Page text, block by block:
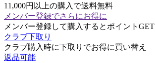
11,000円以上の購入で送料無料
メンバー登録でさらにお得に
メンバー登録して購入するとポイントGET
クラブ下取り
クラブ購入時に下取りでお得に買い替え
返品可能